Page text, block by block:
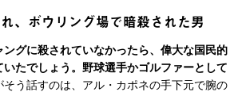
、ボウリング場で暗殺された男
ングに殺されていなかったら、偉大な国民的
いたでしょう。野球選手かゴルファーとして
そう話すのは、アル・カポネの手下元で腕の